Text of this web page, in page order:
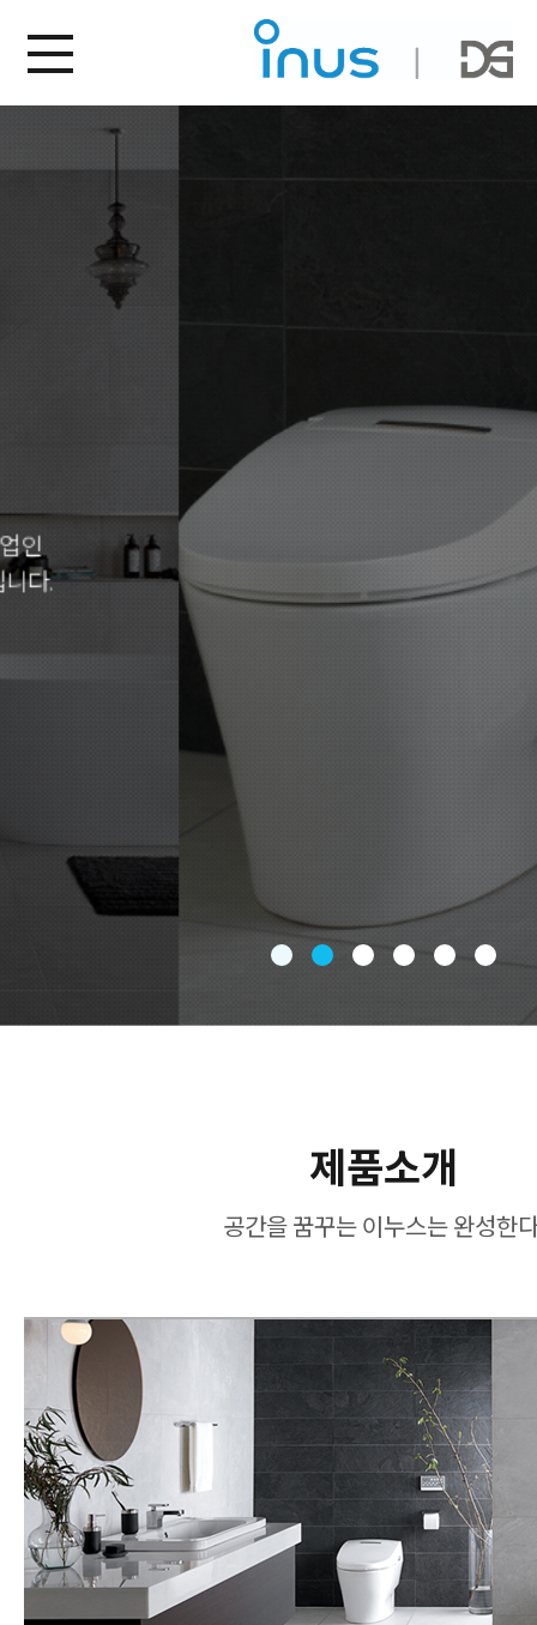
비데
“청소가 쉬워야 진짜 비데다”라는 이누스
완벽한 방수 기능 구현으로 다시
비데의 트렌드를 만듭니다.
제품소개
공간을 꿈꾸는 이누스는 완성한